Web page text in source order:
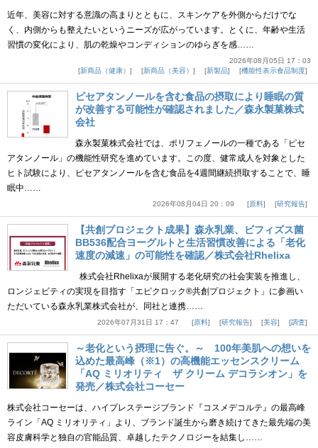
近年、美容に対する意識の高まりとともに、スキンケアを外側からだけでな
く、内側からも整えたいというニーズが広がっています。とくに、年齢や生活
習慣の変化により、肌の乾燥やコンディションのゆらぎを感……
2026年08月05日 17：03
新商品（健康）
新商品（美容） 新製品 機能性表示食品制度
ピセアタンノールを含む食品の摂取により睡眠の質
が改善する可能性が確認されました／森永製菓株式
会社
森永製菓株式会社では、ポリフェノールの一種である「ピセ
アタンノール」の機能性研究を進めています。この度、健常成人を対象とした
ヒト試験により、ピセアタンノールを含む食品を4週間継続摂取することで、睡
眠中……
2026年08月04日 20：09 原料 研究報告
【共創プロジェクト成果】森永乳業、ビフィズス菌
BB536配合ヨーグルトと生活習慣改善による「老化
速度の減速」の可能性を確認／株式会社Rhelixa
株式会社Rhelixaが展開する老化研究の社会実装を推進し、
ロンジェビティの実現を目指す「エピクロック®共創プロジェクト」に参画い
ただいている森永乳業株式会社が、同社と連携……
2026年07月31日 17：47 原料 研究報告 美容 調査
～老化という摂理に告ぐ。～ 100年美肌への想いを
込めた最高峰（※1）の高機能エッセンスクリーム
「AQ ミリオリティ ザ クリーム デコラシオン」を
発売／株式会社コーセー
株式会社コーセーは、ハイプレステージブランド『コスメデコルテ』の最高峰
ライン「AQ ミリオリティ」より、ブランド誕生から磨き続けてきた最先端の美
容皮膚科学と独自の官能品質、卓越したテクノロジーを結集し……